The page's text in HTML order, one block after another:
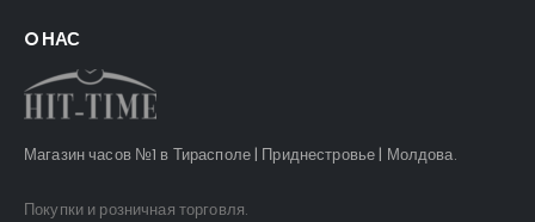
O НАС
Магазин часов №1 в Тирасполе | Приднестровье | Молдова.
Покупки и розничная торговля.